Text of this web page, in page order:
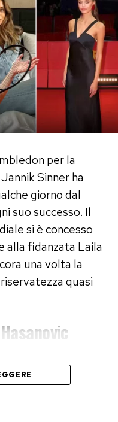
per la
Sinner ha
giorno dal
suo successo. Il
si è concesso
alla fidanzata Laila
una volta la
quasi
il settimanale
alcune